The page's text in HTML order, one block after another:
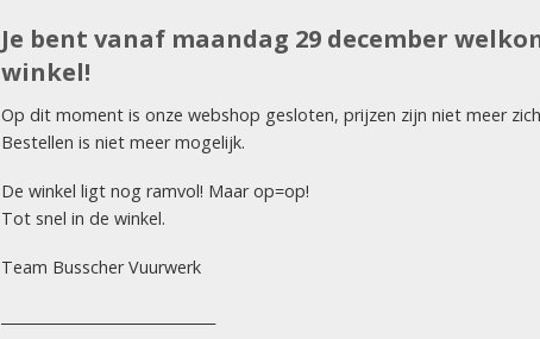
Je bent vanaf maandag 29 december
winkel!
Op dit moment is onze webshop gesloten, prijzen zijn niet meer
Bestellen is niet meer mogelijk.
De winkel ligt nog ramvol! Maar op=op!
Tot snel in de winkel.
Team Busscher Vuurwerk